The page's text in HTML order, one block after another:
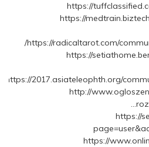
https://
https://
https://radicaltarot.com/
https://
https://2017.asiateleophth.org/
http://
https://
https://